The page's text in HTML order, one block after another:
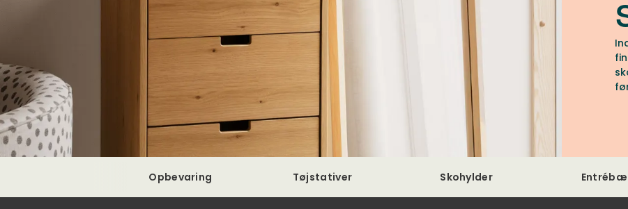
Opbevaring Tøjstativer Skohylder